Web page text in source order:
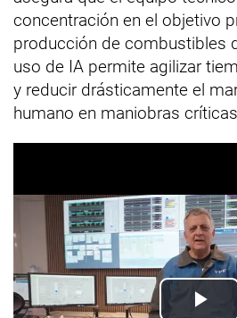
concentración en el objetivo
producción de combustibles
uso de IA permite agilizar
y reducir drásticamente el
humano en maniobras